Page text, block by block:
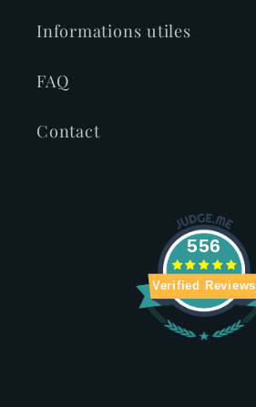
Informations utiles
FAQ
Contact
556
Verified Reviews